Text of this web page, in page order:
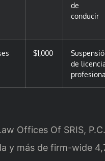
de
conducir
$1,000
de
Offices Of SRIS,
y más de firm-wide